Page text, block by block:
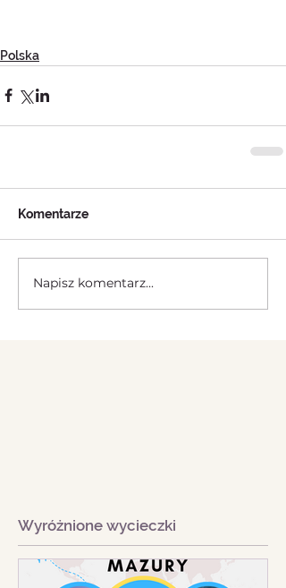
Polska
Komentarze
Napisz komentarz...
Wyróżnione wycieczki